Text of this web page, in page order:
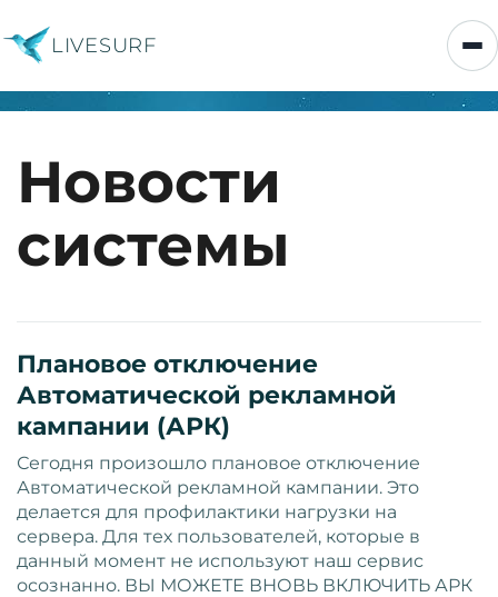
LIVESURF
Новости
системы
Плановое отключение
Автоматической рекламной
кампании (АРК)
Сегодня произошло плановое отключение
Автоматической рекламной кампании. Это
делается для профилактики нагрузки на
сервера. Для тех пользователей, которые в
данный момент не используют наш сервис
осознанно. ВЫ МОЖЕТЕ ВНОВЬ ВКЛЮЧИТЬ АРК